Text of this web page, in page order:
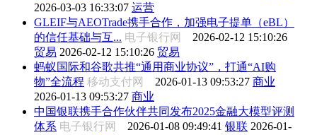
2026-03-03 16:33:07 运营
GLEIF与AEOTrade携手合作，加强电子提单（eBL）
的信任基础与互... 电子银行网 2026-02-12 15:10:26
贸易 2026-02-12 15:10:26 贸易
蚂蚁国际和谷歌共推“通用商业协议”，打通“AI购
物”全流程 移动支付网 2026-01-13 09:53:27 商业
2026-01-13 09:53:27 商业
中国银联携手合作伙伴共同发布2025金融大模型评测
体系 电子银行网 2026-01-08 09:49:41 银联 2026-01-